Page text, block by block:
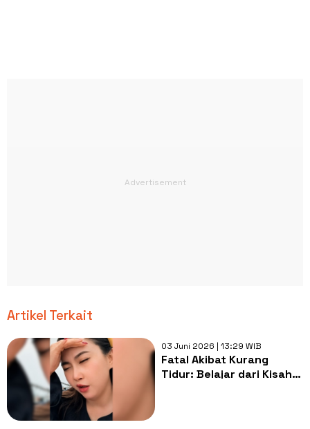
Artikel Terkait
03 Juni 2026 | 13:29 WIB
Fatal Akibat Kurang
Tidur: Belajar dari Kisah